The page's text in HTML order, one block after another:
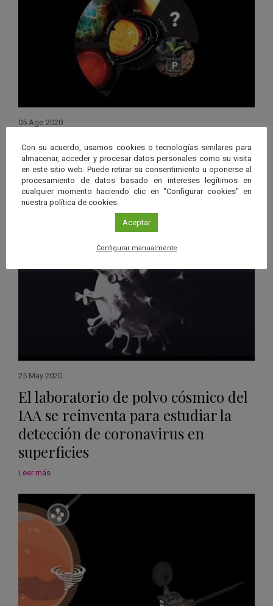
05 Ago 2020
Estrellas ricas en fósforo podrían
facilitar este elemento esencial para
la vida
Leer más
25 May 2020
El laboratorio de polvo cósmico del
IAA se reinventa para estudiar la
detección de coronavirus en
superficies
Leer más
Con su acuerdo, usamos cookies o tecnologías similares para
almacenar, acceder y procesar datos personales como su visita
en este sitio web. Puede retirar su consentimiento u oponerse al
procesamiento de datos basado en intereses legítimos en
cualquier momento haciendo clic en "Configurar cookies" en
nuestra política de cookies.
Aceptar
Configurar manualmente